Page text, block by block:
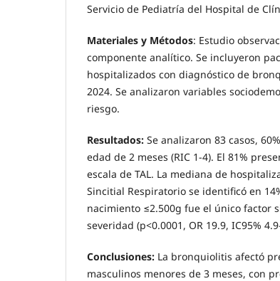
Servicio de Pediatría del Hospital de
Materiales y Métodos: Estudio
componente analítico. Se incluyeron
hospitalizados con diagnóstico de
2024. Se analizaron variables
riesgo.
Resultados: Se analizaron 83 casos,
edad de 2 meses (RIC 1-4). El 81%
escala de TAL. La mediana de
Sincitial Respiratorio se identificó en
nacimiento ≤2.500g fue el único factor
severidad (p<0.0001, OR 19.9, IC95%
Conclusiones: La bronquiolitis afectó
masculinos menores de 3 meses, con